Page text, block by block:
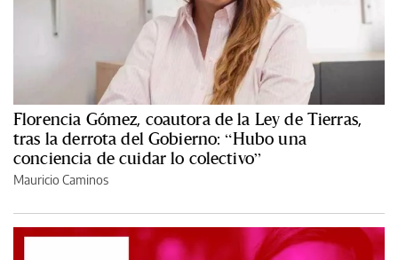
Florencia Gómez, coautora de la Ley de Tierras,
tras la derrota del Gobierno: “Hubo una
conciencia de cuidar lo colectivo”
Mauricio Caminos